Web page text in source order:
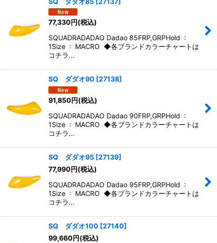
77,330円(税込)
SQUADRADADAO Dadao 85FRP,GRPHold :
1Size : MACRO ◆各ブランドカラーチャートは
コチラ…
SQ ダダオ90 [27138]
91,850円(税込)
SQUADRADADAO Dadao 90FRP,GRPHold :
1Size : MACRO ◆各ブランドカラーチャートは
コチラ…
SQ ダダオ95 [27139]
77,990円(税込)
SQUADRADADAO Dadao 95FRP,GRPHold :
1Size : MACRO ◆各ブランドカラーチャートは
コチラ…
SQ ダダオ100 [27140]
99,660円(税込)